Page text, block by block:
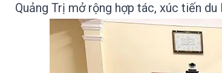
Quảng Trị mở rộng hợp tác, xúc tiến